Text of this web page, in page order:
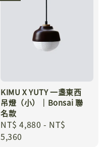
KIMU X YUTY 一盞東西
吊燈（小）｜Bonsai 聯
名款
Regular
price
NT$ 4,880 - NT$
5,360